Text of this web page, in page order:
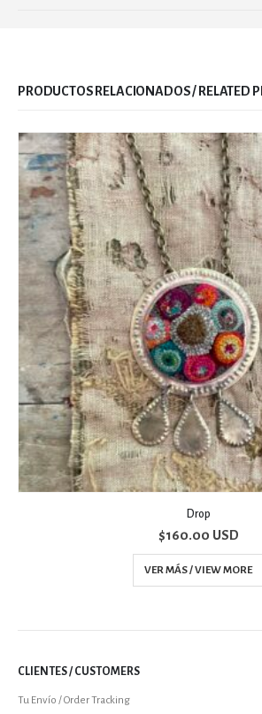
RELATED
ATALAYA
$250.00 USD
VER MÁS / VIEW
CLIENTES / CUSTOMERS
Tu Envío / Order Tracking